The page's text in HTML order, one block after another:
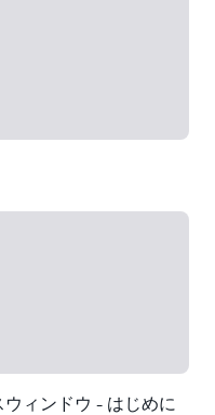
ィンドウ - はじめに